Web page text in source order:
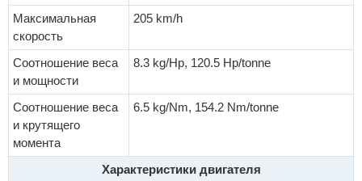
Максимальная
скорость
205 km/h
Соотношение веса
и мощности
8.3 kg/Hp, 120.5 Hp/tonne
Соотношение веса
и крутящего
момента
6.5 kg/Nm, 154.2 Nm/tonne
Характеристики двигателя